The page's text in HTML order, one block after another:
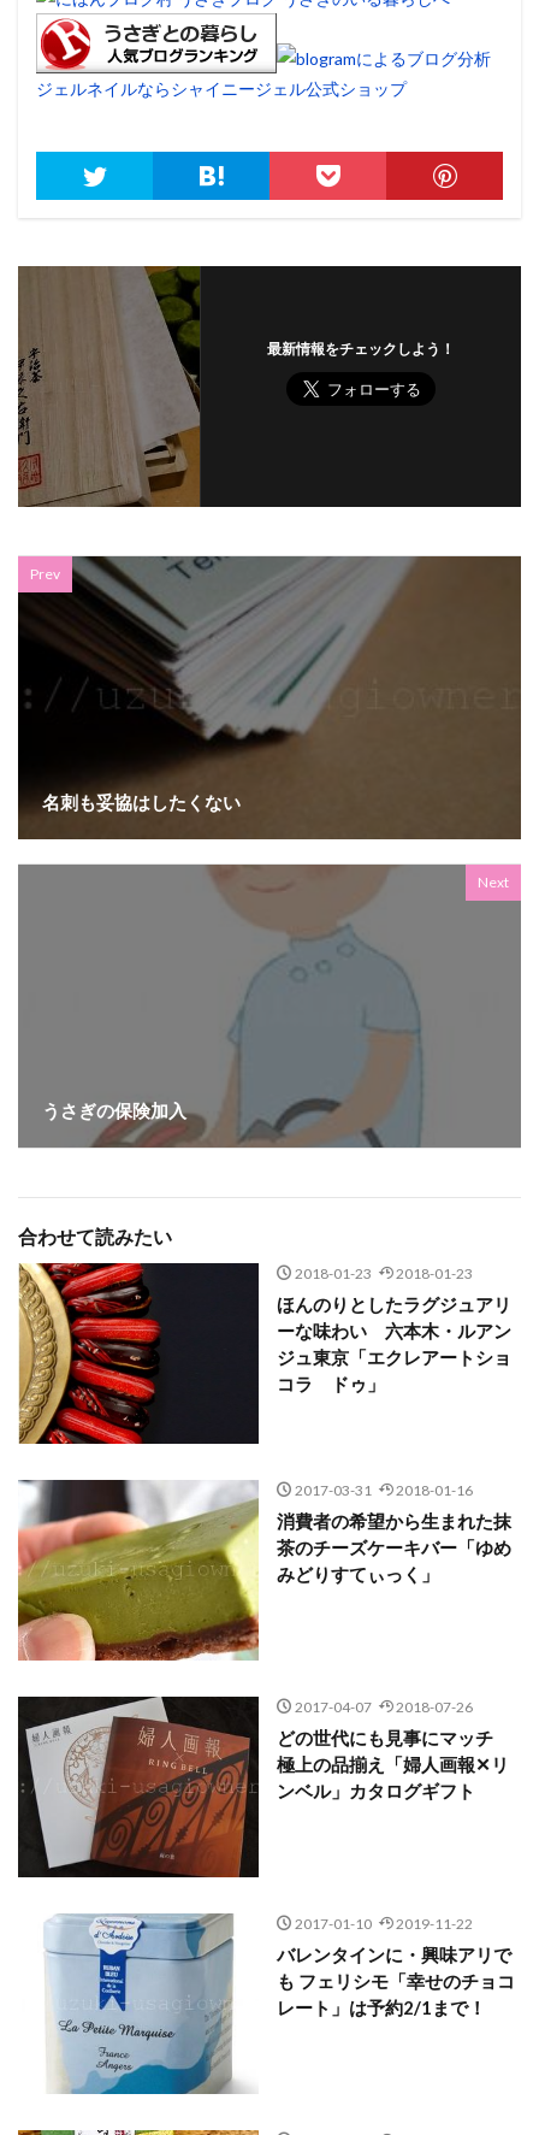
ジェルネイルならシャイニージェル公式ショップ
最新情報をチェックしよう！
Prev
名刺も妥協はしたくない
Next
うさぎの保険加入
合わせて読みたい
2018-01-23 2018-01-23
ほんのりとしたラグジュアリ
ーな味わい 六本木・ルアン
ジュ東京「エクレアートショ
コラ ドゥ」
2017-03-31 2018-01-16
消費者の希望から生まれた抹
茶のチーズケーキバー「ゆめ
みどりすてぃっく」
2017-04-07 2018-07-26
どの世代にも見事にマッチ
極上の品揃え「婦人画報✕リ
ンベル」カタログギフト
2017-01-10 2019-11-22
バレンタインに・興味アリで
も フェリシモ「幸せのチョコ
レート」は予約2/1まで！